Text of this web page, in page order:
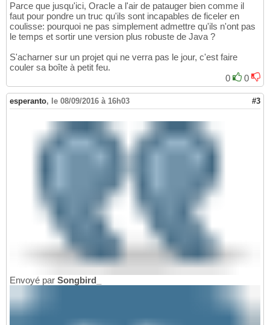
Parce que jusqu'ici, Oracle a l'air de patauger bien comme il
faut pour pondre un truc qu'ils sont incapables de ficeler en
coulisse: pourquoi ne pas simplement admettre qu'ils n'ont pas
le temps et sortir une version plus robuste de Java ?
S'acharner sur un projet qui ne verra pas le jour, c'est faire
couler sa boîte à petit feu.
0
0
esperanto, le 08/09/2016 à 16h03 #3
Envoyé par Songbird_